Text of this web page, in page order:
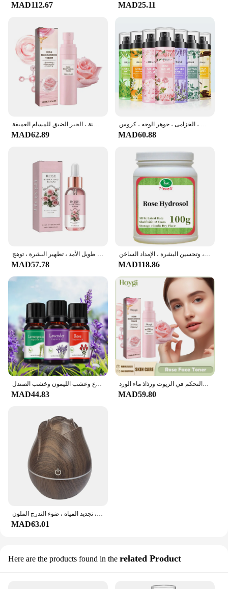
MAD112.67 MAD25.11
بخاخ ترطيب ماء الورد ، تحسين البشرة الجافة الخشنة ، الحبر الضيق للمسام العميقة
MAD62.89
بخاخ الجسم ، ماء الورد ، الترطيب ، الفانيليا ، الجسم ، الخزامى ، جوهر الوجه ، كروس
MAD60.88
جوهر الورد الحبر الترطيب ، ترطيب عميق ، ترطيب طويل الأمد ، تطهير البشرة ، توهج
MAD57.78
محلول ماء هيدروسول الورد النقي الطبيعي ، العناية بالوجه ، الترطيب ، التفتيح ، وتحسين البشرة ، الإمداد الساخن
MAD118.86
الزيوت العطرية العلاجية للزيوت العطرية القابلة للذوبان في الماء - الورد واللافندر والليمون والنعناع وعشب الليمون وخشب الصندل،
MAD44.83
حبر ماء الورد للتبييض والترطيب والتغذية وتجديد شباب وتحسين الجفاف والخشونة والعناية بالبشرة الكورية والتحكم في الزيوت ورذاذ ماء الورد
MAD59.80
مرطب من الخشب الوردي للسيارة وغرفة النوم ، آلة العلاج بالروائح العطرية الصامتة ، تجديد المياه ، ضوء التدرج الملون ، USB
MAD63.01
Here are the products found in the related Product